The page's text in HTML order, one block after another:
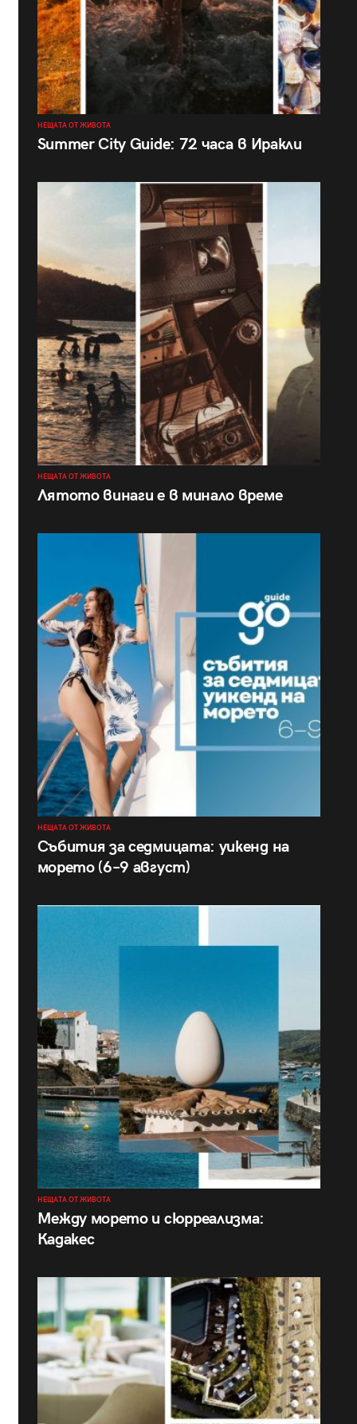
НЕЩАТА ОТ ЖИВОТА
Summer City Guide: 72 часа в Иракли
НЕЩАТА ОТ ЖИВОТА
Лятото винаги е в минало време
НЕЩАТА ОТ ЖИВОТА
Събития за седмицата: уикенд на
морето (6–9 август)
НЕЩАТА ОТ ЖИВОТА
Между морето и сюрреализма:
Кадакес